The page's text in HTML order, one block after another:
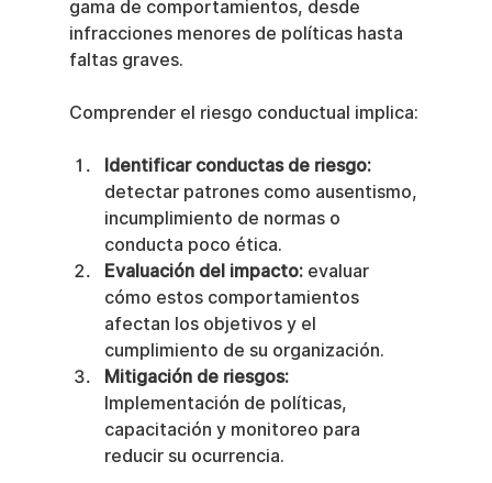
gama de comportamientos, desde
infracciones menores de políticas hasta
faltas graves.
Comprender el riesgo conductual implica:
Identificar conductas de riesgo:
detectar patrones como ausentismo,
incumplimiento de normas o
conducta poco ética.
Evaluación del impacto: evaluar
cómo estos comportamientos
afectan los objetivos y el
cumplimiento de su organización.
Mitigación de riesgos:
Implementación de políticas,
capacitación y monitoreo para
reducir su ocurrencia.